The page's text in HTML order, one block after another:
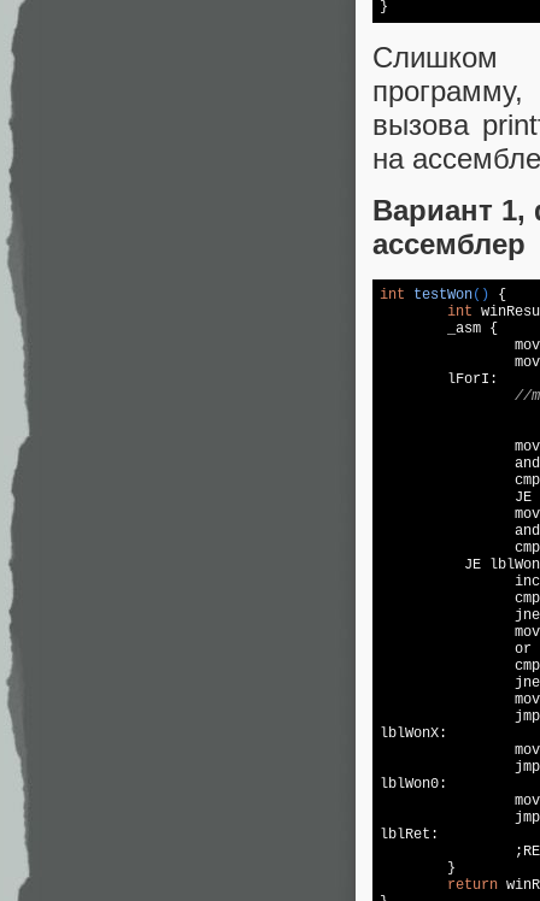
Слишком
вызова
на
Вариант 1,
ассемблер
int testWon()
{
int
//
lblWonX:
lblWon0:
lblRet:
return